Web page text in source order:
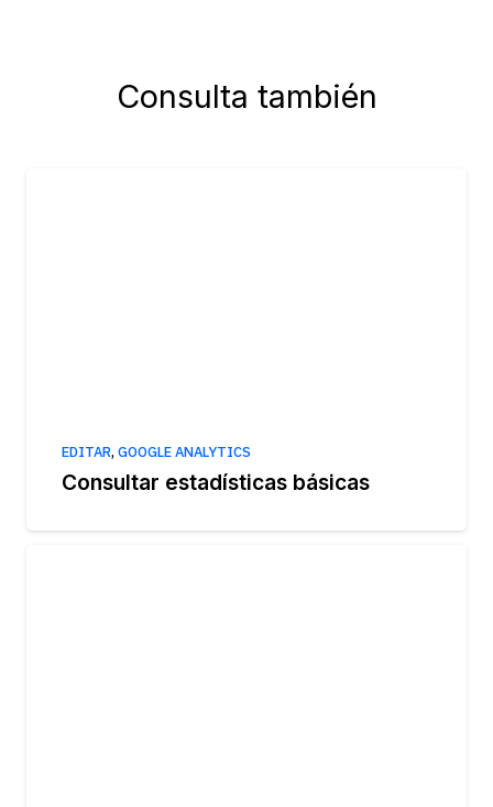
Consulta también
EDITAR,GOOGLE ANALYTICS
Consultar estadísticas básicas